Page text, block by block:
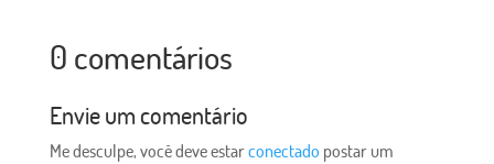
0 comentários
Envie um comentário
Me desculpe, você deve estarconectado postar um